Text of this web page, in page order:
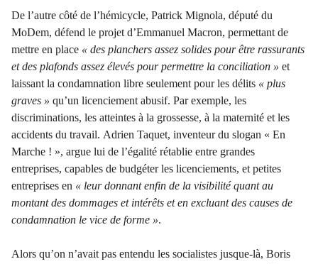
De l’autre côté de l’hémicycle, Patrick Mignola, député du
MoDem, défend le projet d’Emmanuel Macron, permettant de
mettre en place « des planchers assez solides pour être rassurants
et des plafonds assez élevés pour permettre la conciliation » et
laissant la condamnation libre seulement pour les délits « plus
graves » qu’un licenciement abusif. Par exemple, les
discriminations, les atteintes à la grossesse, à la maternité et les
accidents du travail. Adrien Taquet, inventeur du slogan « En
Marche ! », argue lui de l’égalité rétablie entre grandes
entreprises, capables de budgéter les licenciements, et petites
entreprises en « leur donnant enfin de la visibilité quant au
montant des dommages et intérêts et en excluant des causes de
condamnation le vice de forme ».
Alors qu’on n’avait pas entendu les socialistes jusque-là, Boris